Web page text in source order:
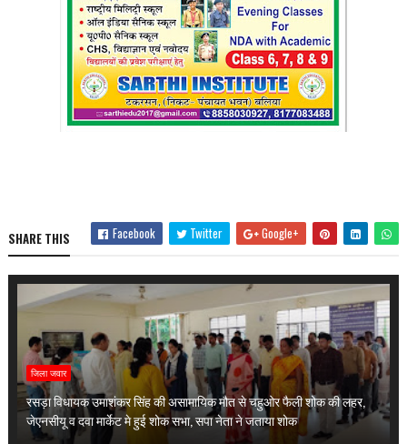
SHARE THIS Facebook Twitter Google+
जिला जवार
रसड़ा विधायक उमाशंकर सिंह की असामायिक मौत से चहुओर फैली शोक की लहर,
जेएनसीयू व दवा मार्केट मे हुई शोक सभा, सपा नेता ने जताया शोक